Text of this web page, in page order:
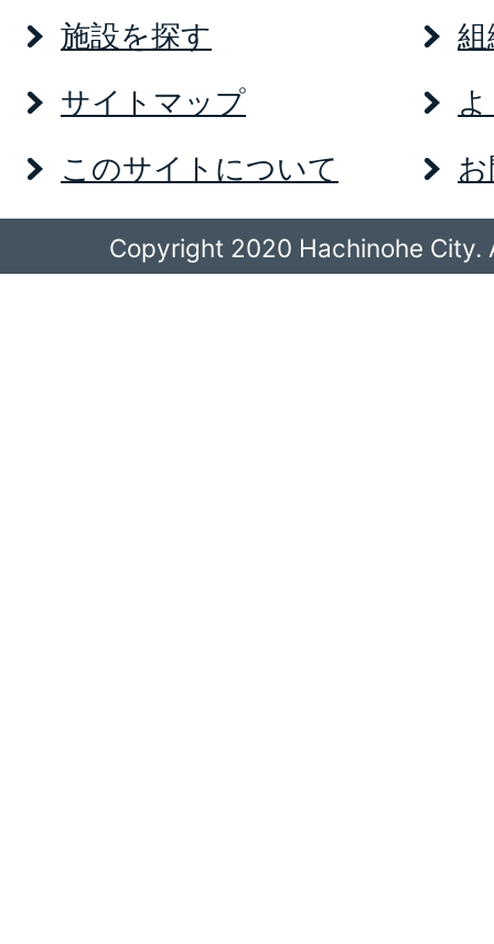
施設を探す
サイトマップ
このサイトについて
Copyright 2020 Hachinohe City.